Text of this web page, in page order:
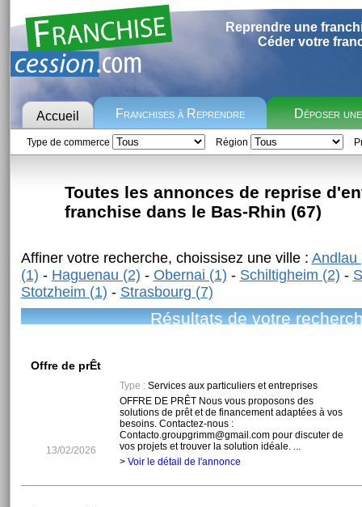
Reprendre une
Céder votre
Accueil Franchises à Reprendre Déposer
Type de commerce Région
Toutes les annonces de reprise
franchise dans le Bas-Rhin (67)
Affiner votre recherche, choissisez une ville : Andlau
(1) - Haguenau (2) - Obernai (1) - Schiltigheim (2) -
Stotzheim (1) - Strasbourg (7)
Résultats de votre
Offre de prÊt
13/02/2026
Type :Services aux particuliers et entreprises
OFFRE DE PRÊT Nous vous proposons des
solutions de prêt et de financement adaptées à vos
besoins. Contactez-nous :
Contacto.groupgrimm@gmail.com pour discuter de
vos projets et trouver la solution idéale. ...
> Voir le détail de l'annonce